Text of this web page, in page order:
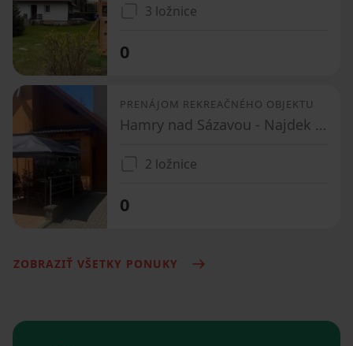
3 ložnice
0
PRENÁJOM REKREAČNÉHO OBJEKTU
Hamry nad Sázavou - Najdek na Moravě, Kraj Vysočina
2 ložnice
0
ZOBRAZIŤ VŠETKY PONUKY